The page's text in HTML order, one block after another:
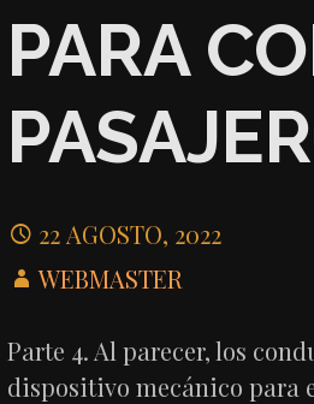
PARA
22 AGOSTO, 2022
WEBMASTER
Parte 4. Al parecer, los
dispositivo mecánico para